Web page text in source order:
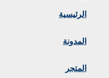
الرئيسية
المدونة
المتجر